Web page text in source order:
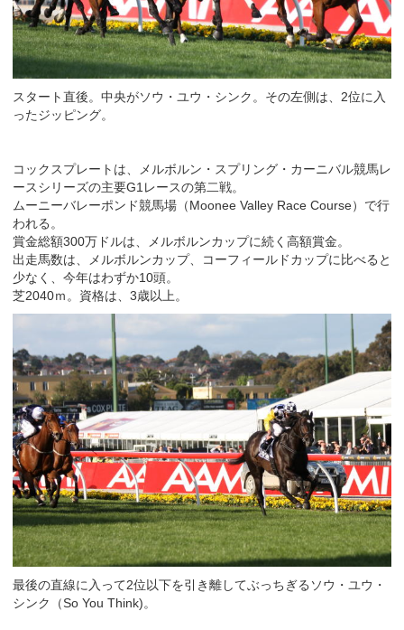
スタート直後。中央がソウ・ユウ・シンク。その左側は、2位に入
ったジッピング。
コックスプレートは、メルボルン・スプリング・カーニバル競馬レ
ースシリーズの主要G1レースの第二戦。
ムーニーバレーポンド競馬場（Moonee Valley Race Course）で行
われる。
賞金総額300万ドルは、メルボルンカップに続く高額賞金。
出走馬数は、メルボルンカップ、コーフィールドカップに比べると
少なく、今年はわずか10頭。
芝2040ｍ。資格は、3歳以上。
最後の直線に入って2位以下を引き離してぶっちぎるソウ・ユウ・
シンク（So You Think)。